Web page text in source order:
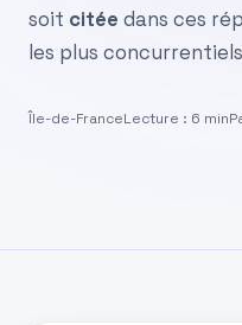
soit citée dans ces
les plus
Île-de-FranceLecture : 6 min